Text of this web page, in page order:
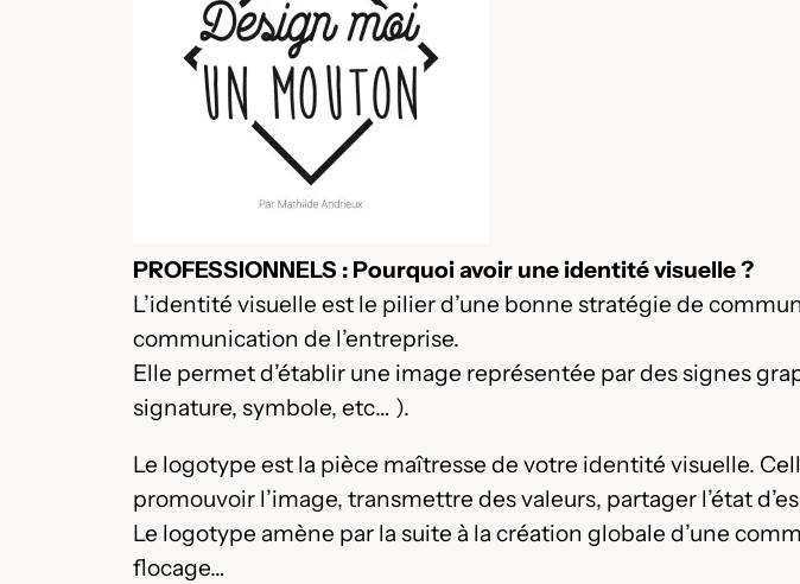
PROFESSIONNELS : Pourquoi avoir une identité visuelle ?
L’identité visuelle est le pilier d’une bonne stratégie de
communication de l’entreprise.
Elle permet d’établir une image représentée par des signes
signature, symbole, etc… ).
Le logotype est la pièce maîtresse de votre identité visuelle.
promouvoir l’image, transmettre des valeurs, partager l’état
Le logotype amène par la suite à la création globale d’une
flocage…